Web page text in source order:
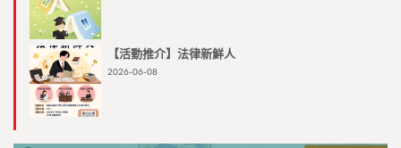
【活動推介】法律新鮮人
2026-06-08